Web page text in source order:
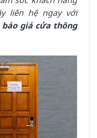
liên hệ ngay với
báo giá cửa thông